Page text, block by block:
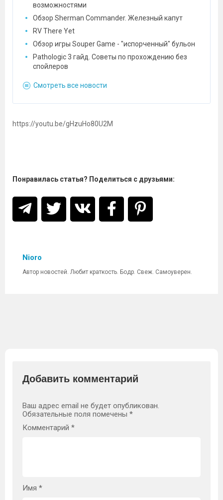
возможностями
Обзор Sherman Commander. Железный капут
RV There Yet
Обзор игры Souper Game - "испорченный" бульон
Pathologic 3 гайд. Советы по прохождению без
спойлеров
Смотреть все новости
https://youtu.be/gHzuHo80U2M
Понравилась статья? Поделиться с друзьями:
Nioro
Автор новостей. Любит краткость. Бодр. Свеж. Самоуверен.
Добавить комментарий
Ваш адрес email не будет опубликован.
Обязательные поля помечены *
Комментарий *
Имя *